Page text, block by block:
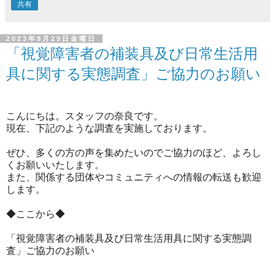
共有
2023年9月29日金曜日
「視覚障害者の補装具及び日常生活用
具に関する実態調査」ご協力のお願い
こんにちは。スタッフの奈良です。
現在、下記のような調査を実施しております。
ぜひ、多くの方の声を集めたいのでご協力のほど、よろし
くお願いいたします。
また、関係する団体やコミュニティへの情報の転送も歓迎
します。
◆ここから◆
「視覚障害者の補装具及び日常生活用具に関する実態調
査」
ご協力のお願い